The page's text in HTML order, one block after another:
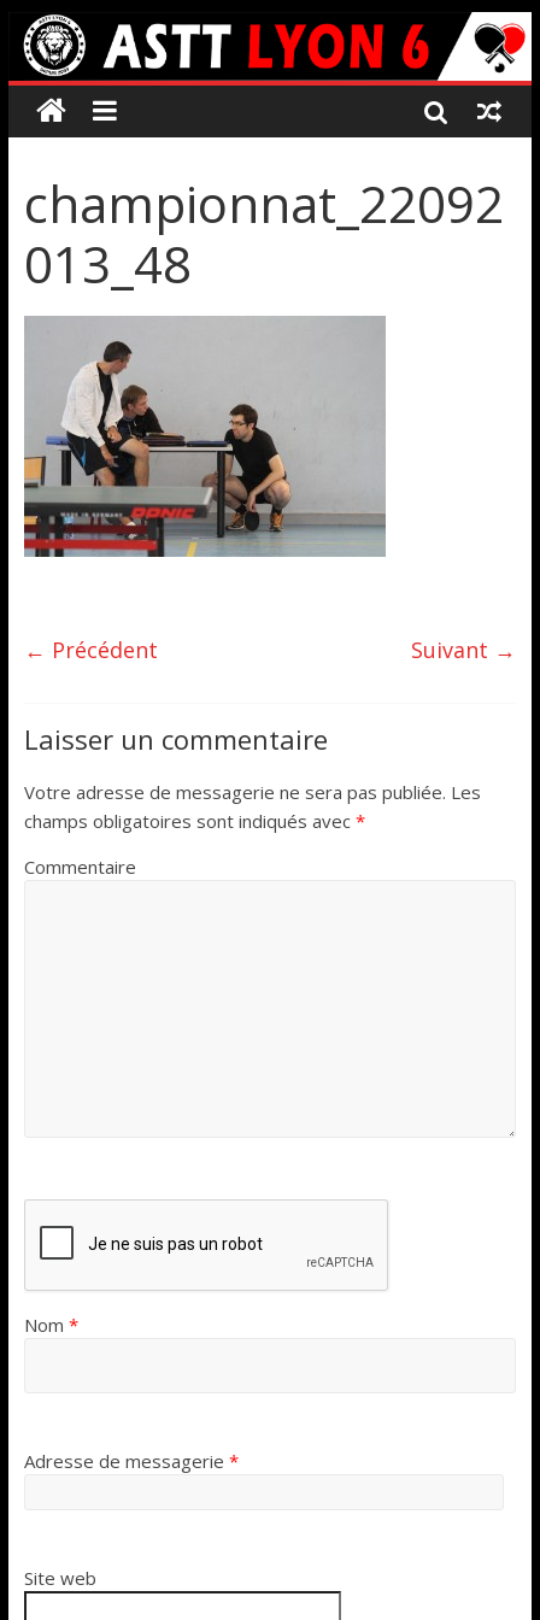
championnat_22092
013_48
← Précédent Suivant →
Laisser un commentaire
Votre adresse de messagerie ne sera pas publiée. Les
champs obligatoires sont indiqués avec *
Commentaire
Nom *
Adresse de messagerie *
Site web